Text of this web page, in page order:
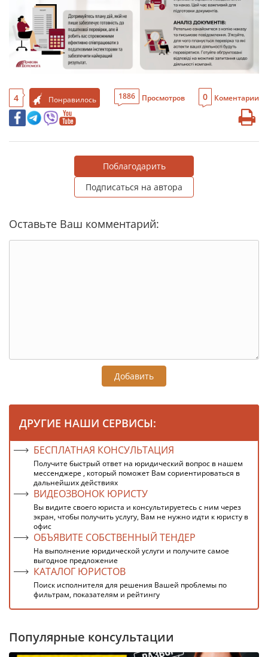
4 Понравилось 1886 Просмотров 0 Коментарии
Поблагодарить
Подписаться на автора
Оставьте Ваш комментарий:
Добавить
ДРУГИЕ НАШИ СЕРВИСЫ:
БЕСПЛАТНАЯ КОНСУЛЬТАЦИЯ
Получите быстрый ответ на юридический вопрос в нашем
мессенджере , который поможет Вам сориентироваться в
дальнейших действиях
ВИДЕОЗВОНОК ЮРИСТУ
Вы видите своего юриста и консультируетесь с ним через
экран, чтобы получить услугу, Вам не нужно идти к юристу в
офис
ОБЪЯВИТЕ СОБСТВЕННЫЙ ТЕНДЕР
На выполнение юридической услуги и получите самое
выгодное предложение
КАТАЛОГ ЮРИСТОВ
Поиск исполнителя для решения Вашей проблемы по
фильтрам, показателям и рейтингу
Популярные консультации